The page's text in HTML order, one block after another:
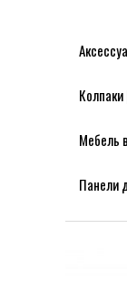
Мебель
Панели